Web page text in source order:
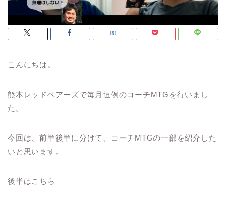
こんにちは。
熊本レッドベアーズで毎月恒例のコーチMTGを行いまし
た。
今回は、前半後半に分けて、コーチMTGの一部を紹介した
いと思います。
後半はこちら